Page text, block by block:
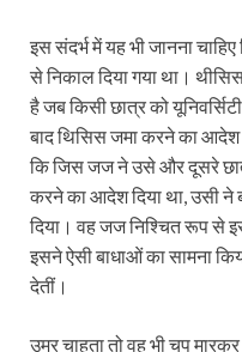
इस संदर्भ में यह भी जानना
से निकाल दिया गया था।
है जब किसी छात्र को
बाद थिसिस जमा करने का आदेश
कि जिस जज ने उसे और दूसरे
करने का आदेश दिया था, उसी ने
दिया। वह जज निश्चित रूप से
इसने ऐसी बाधाओं का सामना
देतीं।
उमर चाहता तो वह भी चुप